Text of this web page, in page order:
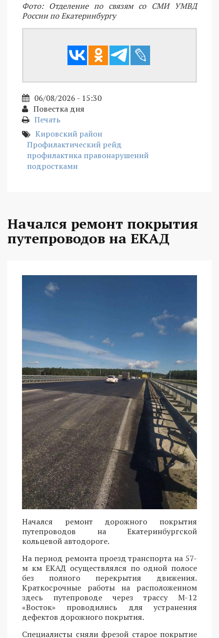
Фото: Отделение по связям со СМИ УМВД
России по Екатеринбургу
06/08/2026 - 15:30
Повестка дня
Печать
Кировский район
Профилактический рейд
профилактика правонарушений
подростками
Начался ремонт покрытия
путепроводов на ЕКАД
Начался ремонт дорожного покрытия
путепроводов на Екатеринбургской
кольцевой автодороге.
На период ремонта проезд транспорта на 57-
м км ЕКАД осуществлялся по одной полосе
без полного перекрытия движения.
Краткосрочные работы на расположенном
здесь путепроводе через трассу М-12
«Восток» проводились для устранения
дефектов дорожного покрытия.
Специалисты сняли фрезой старое покрытие